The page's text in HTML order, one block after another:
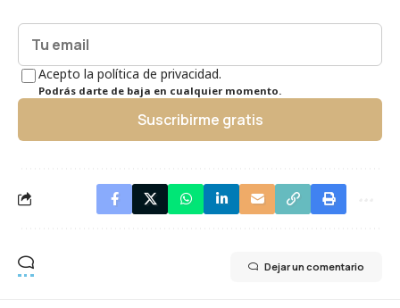
Acepto la política de privacidad.
Podrás darte de baja en cualquier momento.
Suscribirme gratis
Dejar un comentario